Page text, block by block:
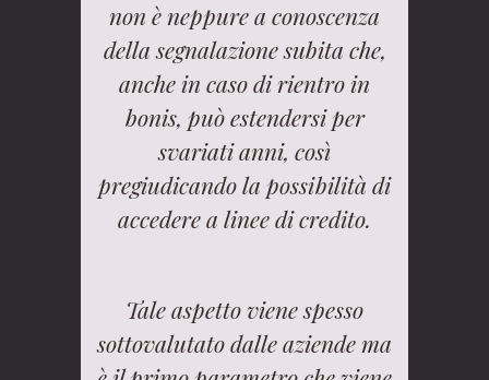
non è neppure a conoscenza
della segnalazione subita che,
anche in caso di rientro in
bonis, può estendersi per
svariati anni, così
pregiudicando la possibilità di
accedere a linee di credito.
Tale aspetto viene spesso
sottovalutato dalle aziende ma